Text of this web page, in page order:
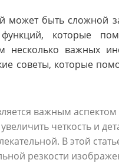
может быть сложной
которые
несколько важных
советы, которые
важным
четкость и
В этой
резкости